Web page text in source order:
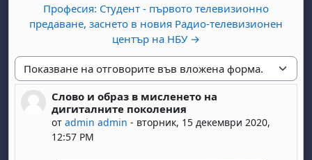
Професия: Студент - първото телевизионно
предаване, заснето в новия Радио-телевизионен
център на НБУ →
Начин на показване
Слово и образ в мисленето на
дигиталните поколения
от admin admin - вторник, 15 декември 2020,
12:57 PM
Number of replies: 0